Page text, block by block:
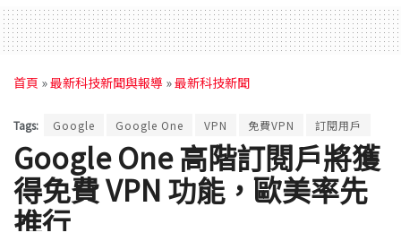
首頁 »最新科技新聞與報導 »最新科技新聞
Tags: Google Google One VPN 免費VPN 訂閱用戶
Google One 高階訂閱戶將獲
得免費 VPN 功能，歐美率先
推行